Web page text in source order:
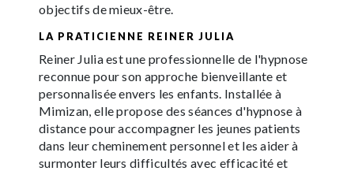
objectifs de mieux-être.
LA PRATICIENNE REINER JULIA
Reiner Julia est une professionnelle de l'hypnose
reconnue pour son approche bienveillante et
personnalisée envers les enfants. Installée à
Mimizan, elle propose des séances d'hypnose à
distance pour accompagner les jeunes patients
dans leur cheminement personnel et les aider à
surmonter leurs difficultés avec efficacité et